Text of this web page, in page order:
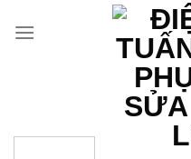
đến